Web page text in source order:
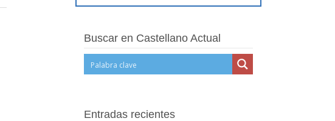
Buscar en Castellano Actual
Entradas recientes